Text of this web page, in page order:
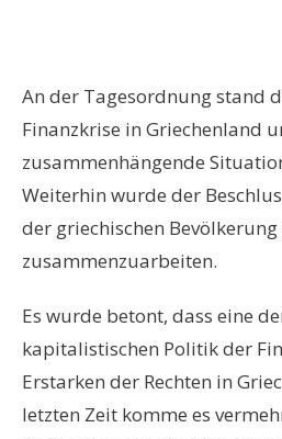
An der Tagesordnung stand
Finanzkrise in Griechenland
zusammenhängende
Weiterhin wurde der
der griechischen
zusammenzuarbeiten.
Es wurde betont, dass eine
kapitalistischen Politik der
Erstarken der Rechten in
letzten Zeit komme es